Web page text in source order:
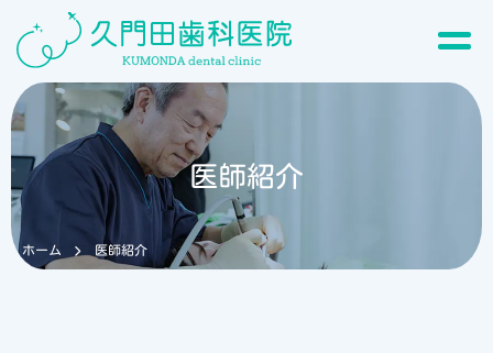
医師紹介
ホーム 医師紹介